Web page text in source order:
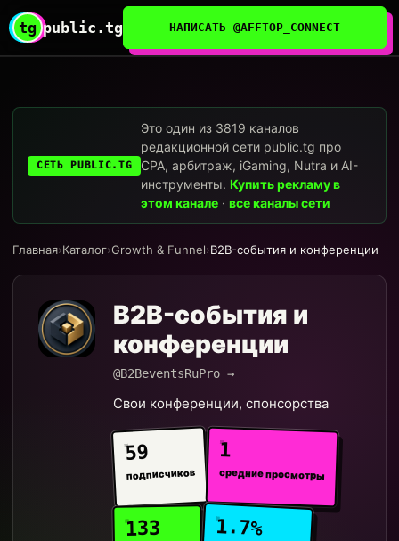
tg public.tg НАПИСАТЬ @AFFTOP_CONNECT
СЕТЬ PUBLIC.TG
Это один из 3819 каналов
редакционной сети public.tg про
CPA, арбитраж, iGaming, Nutra и AI-
инструменты.Купить рекламу в
этом канале ·все каналы сети
Главная›Каталог›Growth & Funnel›B2B-события и конференции
B2B-события и
конференции
@B2BeventsRuPro →
Свои конференции, спонсорства
59
подписчиков
1
средние просмотры
133 1.7%